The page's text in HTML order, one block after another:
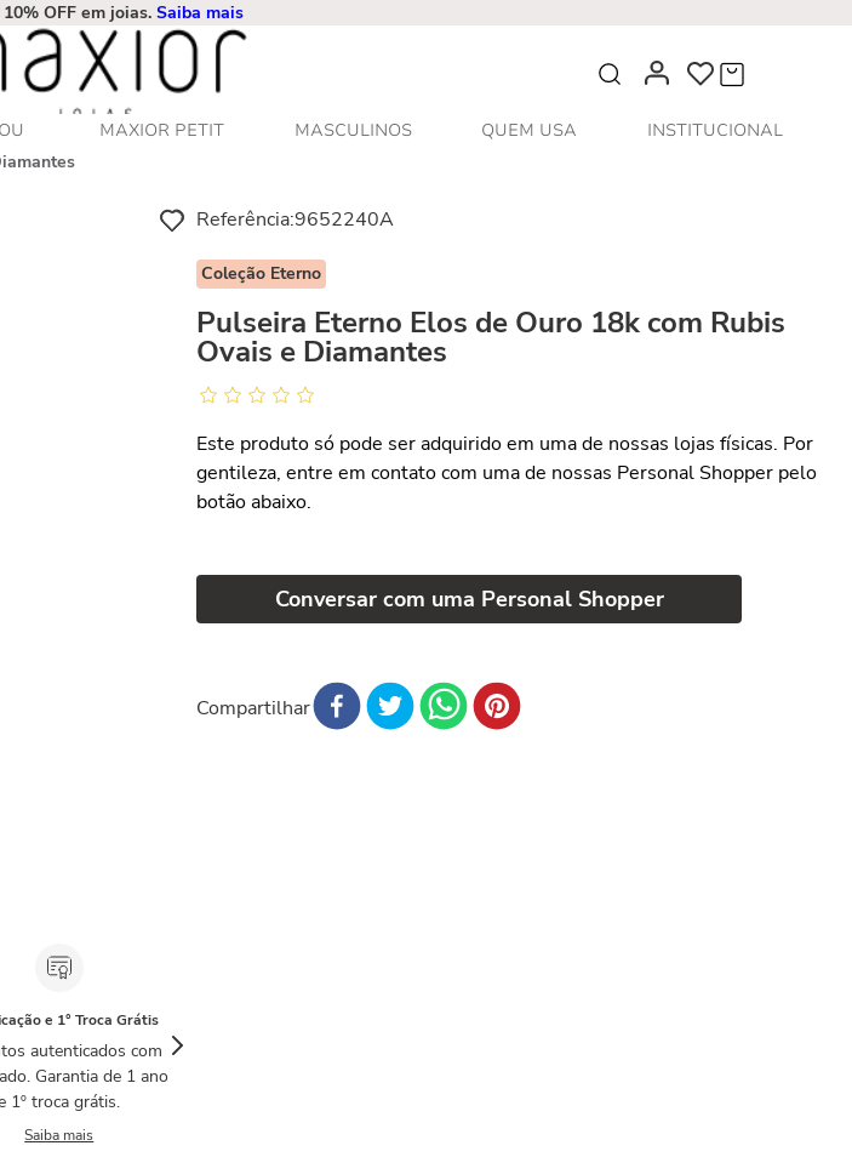
OFF em joias. Saiba mais
O que você procura?
MAXIOR PETIT MASCULINOS QUEM USA
INSTITUCIONAL
e 1° Troca Grátis
autenticados com
Garantia de 1 ano
1º troca grátis.
Saiba mais
Referência:9652240A
Coleção Eterno
Pulseira Eterno Elos de Ouro 18k com Rubis
Ovais e Diamantes
Este produto só pode ser adquirido em uma de nossas lojas físicas. Por
gentileza, entre em contato com uma de nossas Personal Shopper pelo
botão abaixo.
Conversar com uma Personal Shopper
Compartilhar